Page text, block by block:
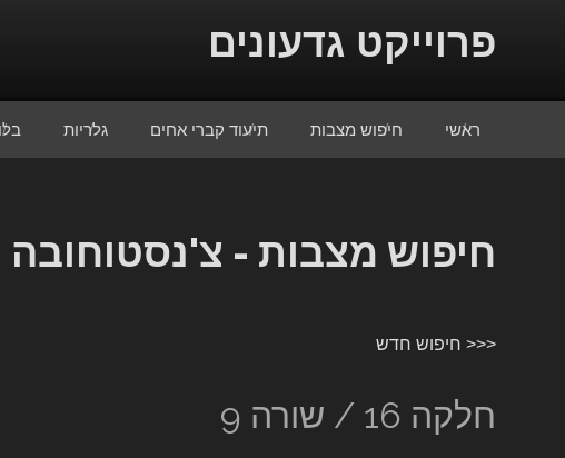
פרוייקט גדעונים
ראשי חיפוש מצבות תיעוד קברי אחים גלריות
חיפוש מצבות - צ'נסטוחובה
<<< חיפוש חדש
חלקה 16 / שורה 9